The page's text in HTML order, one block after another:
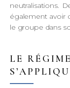
neutralisations.
également avoir
le groupe dans
LE